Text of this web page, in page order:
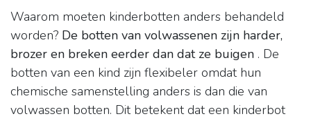
Waarom moeten kinderbotten anders behandeld
worden? De botten van volwassenen zijn harder,
brozer en breken eerder dan dat ze buigen . De
botten van een kind zijn flexibeler omdat hun
chemische samenstelling anders is dan die van
volwassen botten. Dit betekent dat een kinderbot